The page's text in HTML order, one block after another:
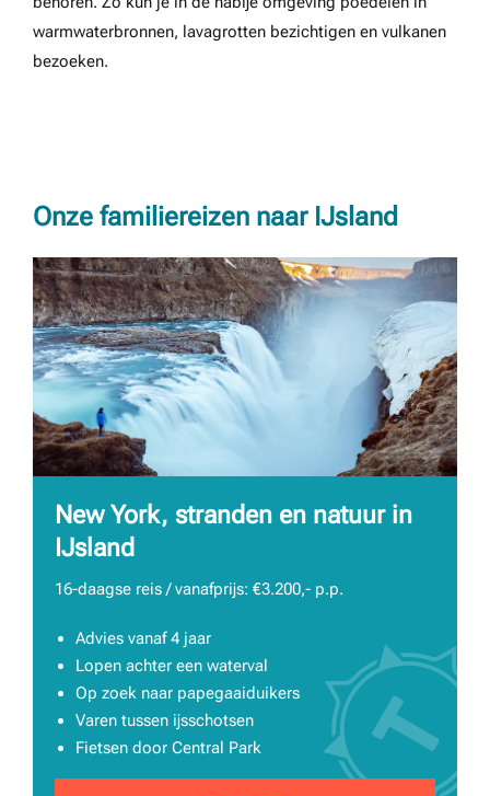
warmwaterbronnen, lavagrotten bezichtigen en vulkanen
bezoeken.
Onze familiereizen naar IJsland
New York, stranden en natuur in
IJsland
16-daagse reis / vanafprijs: €3.200,- p.p.
Advies vanaf 4 jaar
Lopen achter een waterval
Op zoek naar papegaaiduikers
Varen tussen ijsschotsen
Fietsen door Central Park